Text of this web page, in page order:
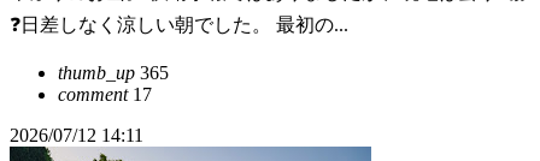
❓️日差しなく涼しい朝でした。 最初の...
thumb_up 365
comment17
2026/07/12 14:11